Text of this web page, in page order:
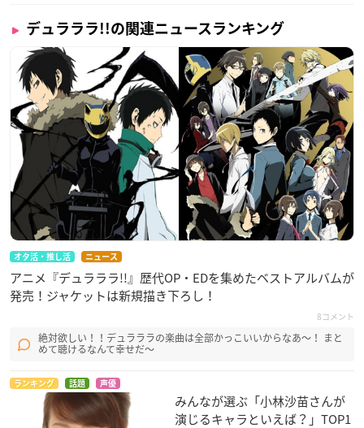
デュラララ!!の関連ニュースランキング
オタ活・推し活 ニュース
アニメ『デュラララ!!』歴代OP・EDを集めたベストアルバムが
発売！ジャケットは新規描き下ろし！
8コメント
絶対欲しい！！デュラララの楽曲は全部かっこいいからなあ～！ まと
めて聴けるなんて幸せだ～
ランキング 話題 声優
みんなが選ぶ「小林沙苗さんが
演じるキャラといえば？」TOP1